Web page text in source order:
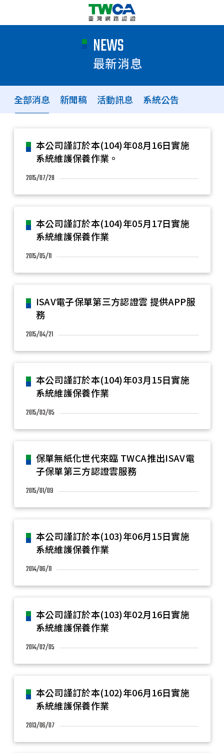
NEWS
最新消息
全部消息 新聞稿 活動訊息 系統公告
本公司謹訂於本(104)年08月16日實施
系統維護保養作業。
2015/07/28
本公司謹訂於本(104)年05月17日實施
系統維護保養作業
2015/05/11
ISAV電子保單第三方認證雲 提供APP服
務
2015/04/21
本公司謹訂於本(104)年03月15日實施
系統維護保養作業
2015/03/05
保單無紙化世代來臨 TWCA推出ISAV電
子保單第三方認證雲服務
2015/01/09
本公司謹訂於本(103)年06月15日實施
系統維護保養作業
2014/06/11
本公司謹訂於本(103)年02月16日實施
系統維護保養作業
2014/02/05
本公司謹訂於本(102)年06月16日實施
系統維護保養作業
2013/06/07